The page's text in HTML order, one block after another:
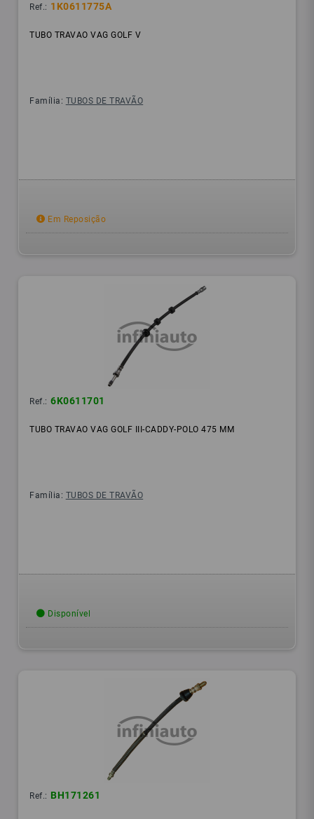
Ref.: 1K0611775A
TUBO TRAVAO VAG GOLF V
Família: TUBOS DE TRAVÃO
Em Reposição
Ref.: 6K0611701
TUBO TRAVAO VAG GOLF III-CADDY-POLO 475 MM
Família: TUBOS DE TRAVÃO
Disponível
Ref.: BH171261